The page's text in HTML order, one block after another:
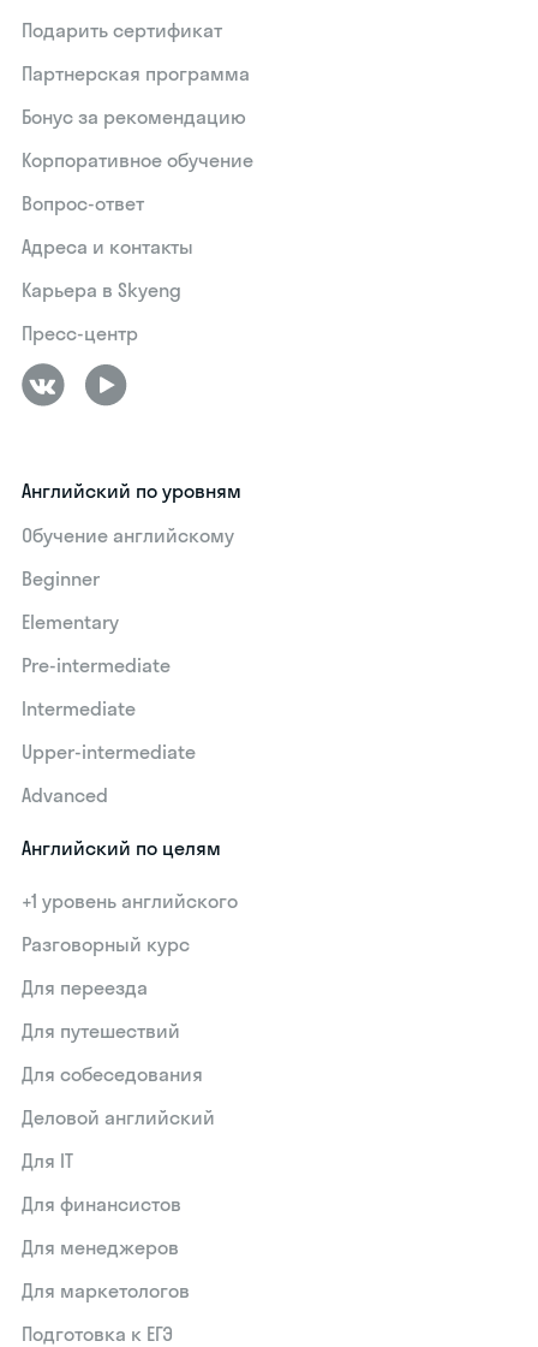
Подарить сертификат
Партнерская программа
Бонус за рекомендацию
Корпоративное обучение
Вопрос-ответ
Адреса и контакты
Карьера в Skyeng
Пресс-центр
Английский по уровням
Обучение английскому
Beginner
Elementary
Pre-intermediate
Intermediate
Upper-intermediate
Advanced
Английский по целям
+1 уровень английского
Разговорный курс
Для переезда
Для путешествий
Для собеседования
Деловой английский
Для IT
Для финансистов
Для менеджеров
Для маркетологов
Подготовка к ЕГЭ